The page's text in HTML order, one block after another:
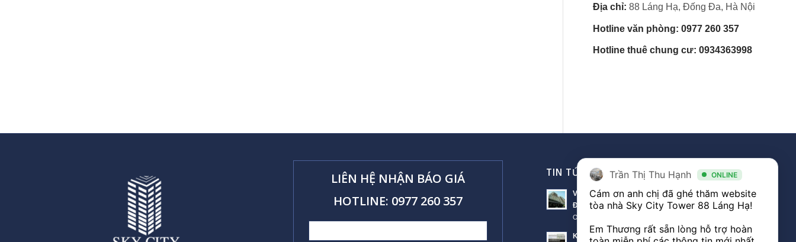
Địa chỉ: 88 Láng Hạ, Đống Đa, Hà Nội
Hotline văn phòng: 0977 260 357
Hotline thuê chung cư: 0934363998
LIÊN HỆ NHẬN BÁO GIÁ
HOTLINE: 0977 260 357
TIN TỨC VĂN PHÒNG
Văn phòng Sky City văn phòng cho thuê nổi bật tại
Đống Đa
October 11, 2018 - 10:00 am
Khách hàng thuê văn phòng The Lancaster theo diện
Trần Thị Thu Hạnh ONLINE
Cám ơn anh chị đã ghé thăm website
tòa nhà Sky City Tower 88 Láng Hạ!
Em Thương rất sẵn lòng hỗ trợ hoàn